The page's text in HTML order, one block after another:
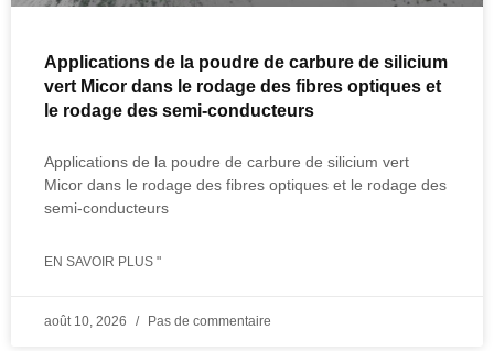
Applications de la poudre de carbure de silicium
vert Micor dans le rodage des fibres optiques et
le rodage des semi-conducteurs
Applications de la poudre de carbure de silicium vert
Micor dans le rodage des fibres optiques et le rodage des
semi-conducteurs
EN SAVOIR PLUS "
août 10, 2026 Pas de commentaire